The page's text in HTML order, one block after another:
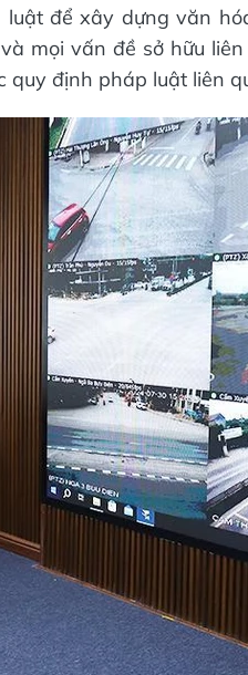
để xây dựng văn
mọi vấn đề sở hữu
quy định pháp luật liên